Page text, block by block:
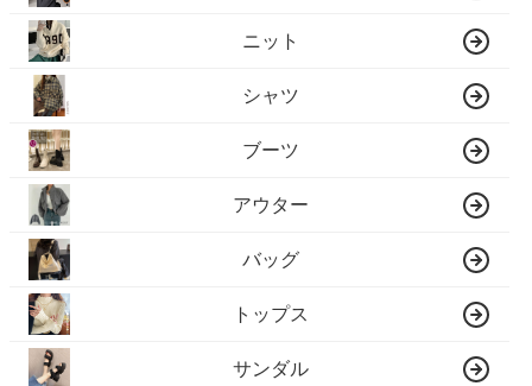
ニット
シャツ
ブーツ
アウター
バッグ
トップス
サンダル